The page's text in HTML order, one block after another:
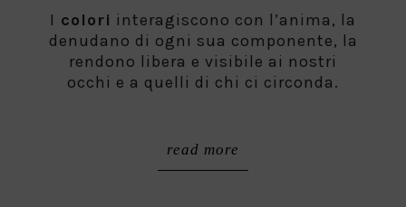
I colori interagiscono con l’anima, la
denudano di ogni sua componente, la
rendono libera e visibile ai nostri
occhi e a quelli di chi ci circonda.
read more